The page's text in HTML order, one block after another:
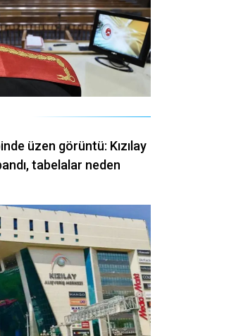
üzen görüntü: Kızılay
tabelalar neden